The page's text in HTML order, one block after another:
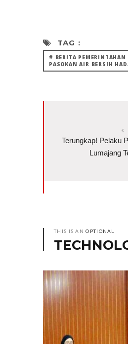
TAG :
# BERITA
PASOKAN AIR BERSIH
Terungkap! ‎Pelaku
Lumajang
THIS IS ANOPTIONAL